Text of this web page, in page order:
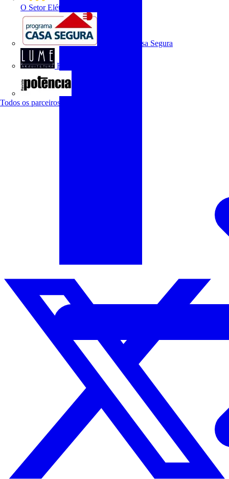
O Setor Elétrico
Programa Casa Segura
Revista Lume Arquitetura
Todos os parceiros